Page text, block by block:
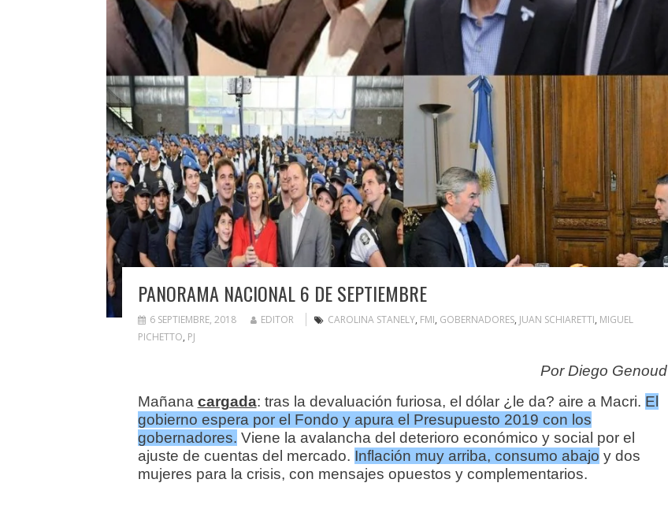
PANORAMA NACIONAL 6 DE SEPTIEMBRE
6 SEPTIEMBRE, 2018 EDITOR CAROLINA STANELY, FMI, GOBERNADORES, JUAN SCHIARETTI, MIGUEL
PICHETTO, PJ
Por Diego Genoud
Mañana cargada: tras la devaluación furiosa, el dólar ¿le da? aire a Macri. El
gobierno espera por el Fondo y apura el Presupuesto 2019 con los
gobernadores. Viene la avalancha del deterioro económico y social por el
ajuste de cuentas del mercado. Inflación muy arriba, consumo abajo y dos
mujeres para la crisis, con mensajes opuestos y complementarios.